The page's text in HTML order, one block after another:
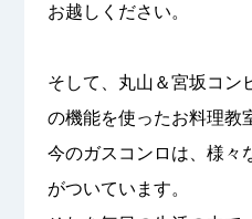
お越しください。
そして、丸山＆宮坂コン
の機能を使ったお料理教
今のガスコンロは、様々
がついています。